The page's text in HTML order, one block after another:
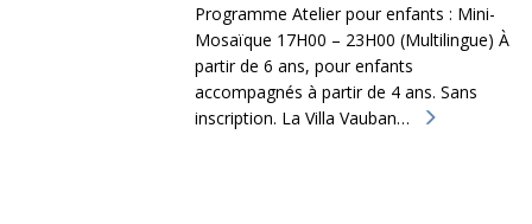
Programme Atelier pour enfants : Mini-
Mosaïque 17H00 – 23H00 (Multilingue) À
partir de 6 ans, pour enfants
accompagnés à partir de 4 ans. Sans
inscription. La Villa Vauban…